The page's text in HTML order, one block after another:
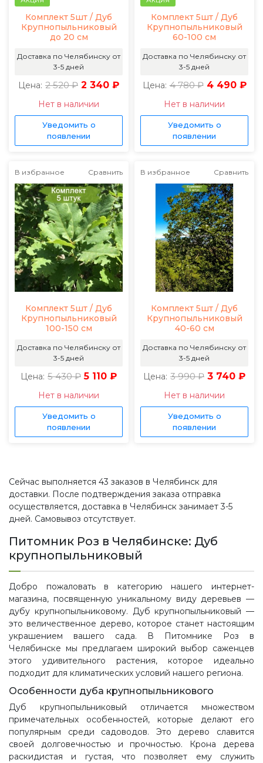
Комплект 5шт / Дуб
Крупнопыльниковый
до 20 см
Доставка по Челябинску от
3-5 дней
Цена: 2 520 ₽ 2 340 ₽
Нет в наличии
Уведомить о
появлении
Комплект 5шт / Дуб
Крупнопыльниковый
60-100 см
Доставка по Челябинску от
3-5 дней
Цена: 4 780 ₽ 4 490 ₽
Нет в наличии
Уведомить о
появлении
В избранное Сравнить
Комплект 5шт / Дуб
Крупнопыльниковый
100-150 см
Доставка по Челябинску от
3-5 дней
Цена: 5 430 ₽ 5 110 ₽
Нет в наличии
Уведомить о
появлении
В избранное Сравнить
Комплект 5шт / Дуб
Крупнопыльниковый
40-60 см
Доставка по Челябинску от
3-5 дней
Цена: 3 990 ₽ 3 740 ₽
Нет в наличии
Уведомить о
появлении
Сейчас выполняется 43 заказов в Челябинск для
доставки. После подтверждения заказа отправка
осуществляется, доставка в Челябинск занимает 3-5
дней. Самовывоз отсутствует.
Питомник Роз в Челябинске: Дуб
крупнопыльниковый
Добро пожаловать в категорию нашего интернет-
магазина, посвященную уникальному виду деревьев —
дубу крупнопыльниковому. Дуб крупнопыльниковый —
это величественное дерево, которое станет настоящим
украшением вашего сада. В Питомнике Роз в
Челябинске мы предлагаем широкий выбор саженцев
этого удивительного растения, которое идеально
подходит для климатических условий нашего региона.
Особенности дуба крупнопыльникового
Дуб крупнопыльниковый отличается множеством
примечательных особенностей, которые делают его
популярным среди садоводов. Это дерево славится
своей долговечностью и прочностью. Крона дерева
раскидистая и густая, что позволяет ему служить